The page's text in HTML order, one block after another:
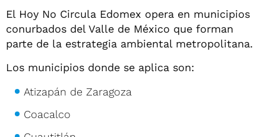
El Hoy No Circula Edomex opera en municipios
conurbados del Valle de México que forman
parte de la estrategia ambiental metropolitana.
Los municipios donde se aplica son:
Atizapán de Zaragoza
Coacalco